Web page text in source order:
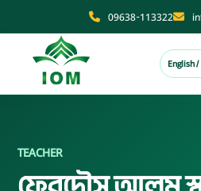
09638-113322
English /
TEACHER